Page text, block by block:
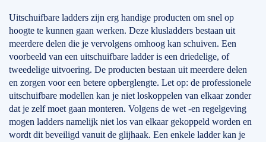
Uitschuifbare ladders zijn erg handige producten om snel op
hoogte te kunnen gaan werken. Deze klusladders bestaan uit
meerdere delen die je vervolgens omhoog kan schuiven. Een
voorbeeld van een uitschuifbare ladder is een driedelige, of
tweedelige uitvoering. De producten bestaan uit meerdere delen
en zorgen voor een betere opberglengte. Let op: de professionele
uitschuifbare modellen kan je niet loskoppelen van elkaar zonder
dat je zelf moet gaan monteren. Volgens de wet -en regelgeving
mogen ladders namelijk niet los van elkaar gekoppeld worden en
wordt dit beveiligd vanuit de glijhaak. Een enkele ladder kan je